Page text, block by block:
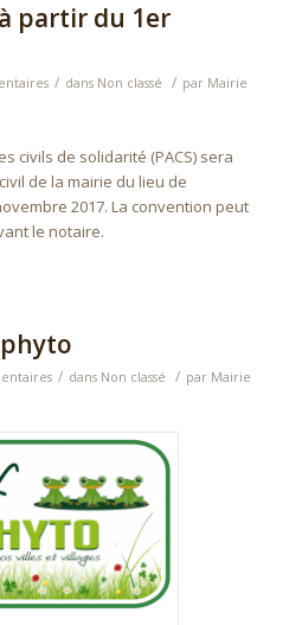
partir du 1er
/ dans Non classé / par Mairie
civils de solidarité (PACS) sera
de la mairie du lieu de
2017. La convention peut
le notaire.
/ dans Non classé / par Mairie